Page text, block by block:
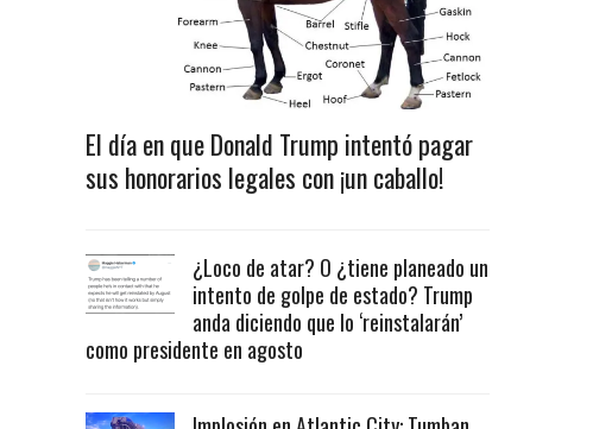
El día en que Donald Trump intentó pagar
sus honorarios legales con ¡un caballo!
¿Loco de atar? O ¿tiene planeado un
intento de golpe de estado? Trump
anda diciendo que lo ‘reinstalarán’
como presidente en agosto